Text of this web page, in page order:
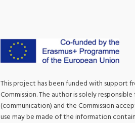
This project has been funded with support
Commission. The author is solely
(communication) and the Commission
use may be made of the information